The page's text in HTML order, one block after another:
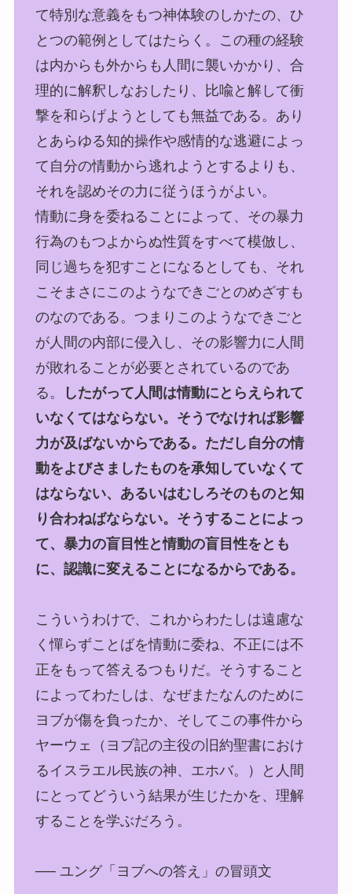
て特別な意義をもつ神体験のしかたの、ひ
とつの範例としてはたらく。この種の経験
は内からも外からも人間に襲いかかり、合
理的に解釈しなおしたり、比喩と解して衝
撃を和らげようとしても無益である。あり
とあらゆる知的操作や感情的な逃避によっ
て自分の情動から逃れようとするよりも、
それを認めその力に従うほうがよい。
情動に身を委ねることによって、その暴力
行為のもつよからぬ性質をすべて模倣し、
同じ過ちを犯すことになるとしても、それ
こそまさにこのようなできごとのめざすも
のなのである。つまりこのようなできごと
が人間の内部に侵入し、その影響力に人間
が敗れることが必要とされているのであ
る。
したがって人間は情動にとらえられて
いなくてはならない。そうでなければ影響
力が及ばないからである。ただし自分の情
動をよびさましたものを承知していなくて
はならない、あるいはむしろそのものと知
り合わねばならない。そうすることによっ
て、暴力の盲目性と情動の盲目性をとも
に、認識に変えることになるからである。
こういうわけで、これからわたしは遠慮な
く憚らずことばを情動に委ね、不正には不
正をもって答えるつもりだ。そうすること
によってわたしは、なぜまたなんのために
ヨブが傷を負ったか、そしてこの事件から
ヤーウェ（ヨブ記の主役の旧約聖書におけ
るイスラエル民族の神、エホバ。）と人間
にとってどういう結果が生じたかを、理解
することを学ぶだろう。
── ユング「ヨブへの答え」の冒頭文